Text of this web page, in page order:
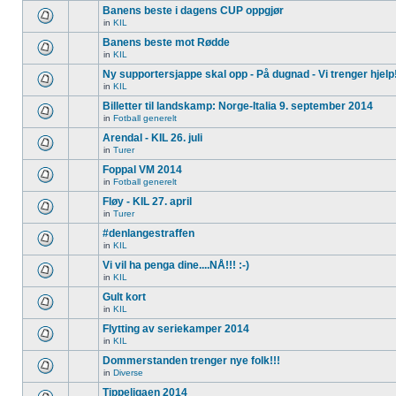
Banens beste i dagens CUP oppgjør
in KIL
Banens beste mot Rødde
in KIL
Ny supportersjappe skal opp - På dugnad - Vi trenger
in KIL
Billetter til landskamp: Norge-Italia 9. september 2014
in Fotball generelt
Arendal - KIL 26. juli
in Turer
Foppal VM 2014
in Fotball generelt
Fløy - KIL 27. april
in Turer
#denlangestraffen
in KIL
Vi vil ha penga dine....NÅ!!! :-)
in KIL
Gult kort
in KIL
Flytting av seriekamper 2014
in KIL
Dommerstanden trenger nye folk!!!
in Diverse
Tippeligaen 2014